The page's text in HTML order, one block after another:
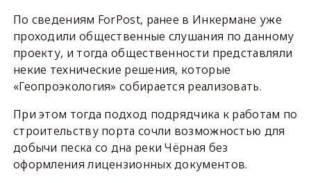
По сведениям ForPost, ранее в Инкермане уже
проходили общественные слушания по данному
проекту, и тогда общественности представляли
некие технические решения, которые
«Геопроэкология» собирается реализовать.
При этом тогда подход подрядчика к работам по
строительству порта сочли возможностью для
добычи песка со дна реки Чёрная без
оформления лицензионных документов.